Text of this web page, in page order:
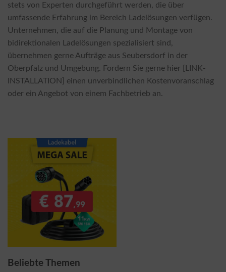
stets von Experten durchgeführt werden, die über
umfassende Erfahrung im Bereich Ladelösungen verfügen.
Unternehmen, die auf die Planung und Montage von
bidirektionalen Ladelösungen spezialisiert sind,
übernehmen gerne Aufträge aus Seubersdorf in der
Oberpfalz und Umgebung. Fordern Sie gerne hier [LINK-
INSTALLATION] einen unverbindlichen Kostenvoranschlag
oder ein Angebot von einem Fachbetrieb an.
Beliebte Themen